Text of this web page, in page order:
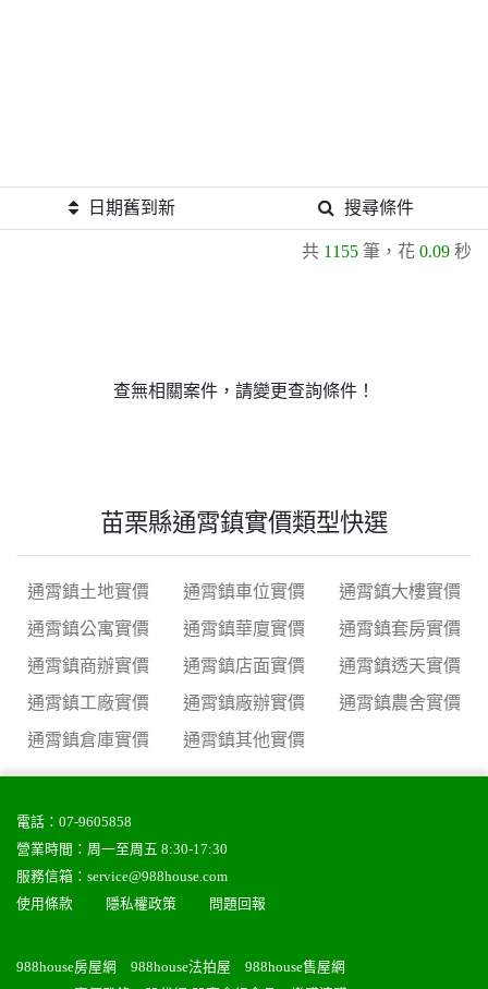
日期舊到新 搜尋條件
共 1155 筆，花 0.09 秒
查無相關案件，請變更查詢條件！
苗栗縣通霄鎮實價類型快選
通霄鎮土地實價 通霄鎮車位實價
通霄鎮大樓實價
通霄鎮公寓實價
通霄鎮華廈實價
通霄鎮套房實價
通霄鎮商辦實價
通霄鎮店面實價
通霄鎮透天實價
通霄鎮工廠實價
通霄鎮廠辦實價
通霄鎮農舍實價
通霄鎮倉庫實價
通霄鎮其他實價
電話： 07-9605858
營業時間：周一至周五 8:30-17:30
服務信箱： service@988house.com
使用條款
隱私權政策 問題回報
988house房屋網 988house法拍屋
988house售屋網